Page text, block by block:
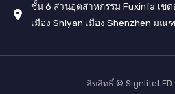
ชั้น 6 สวนอุตสาหกรรม Fuxinfa เข
เมือง Shiyan เมือง Shenzhen มณ
ลิขสิทธิ์ © SignliteLED